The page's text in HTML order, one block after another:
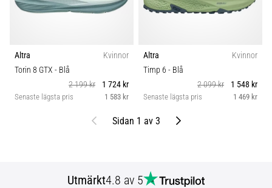
Altra
Kvinnor
Torin 8 GTX - Blå
2 199 kr
1 724 kr
Senaste lägsta pris 1 583 kr
Altra
Kvinnor
Timp 6 - Blå
2 099 kr
1 548 kr
Senaste lägsta pris 1 469 kr
Föregående
Sidan 1 av 3 Nästa
Utmärkt4.8 av 5